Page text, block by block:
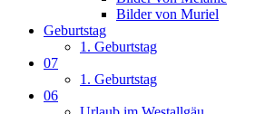
Bilder von Muriel
Geburtstag
1. Geburtstag
07
1. Geburtstag
06